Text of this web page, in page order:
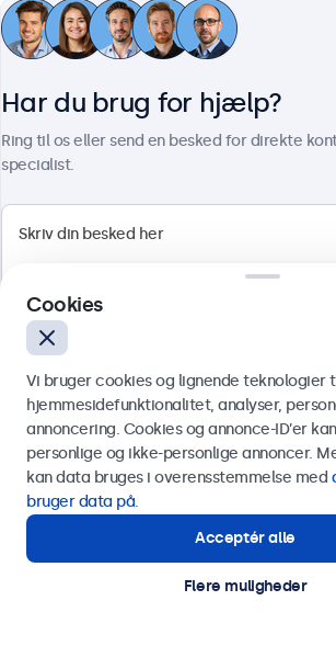
1920 x 1080 opløsning (Full HD)
HDMI, VGA, BNC og RCA
Montering: skrivebord, indbygget, væg
Ydermål: 560 x 337 x 41 mm
3.849,00 kr.
4.811,25 kr. inkl. moms
27 Tommer Skærm Metal
Har du brug for hjælp?
Ring til os eller send en besked for direkte
specialist.
Send
Eller ring til os på
Kontakt vores specialister.
Cookies
Vi bruger cookies og lignende teknologier
hjemmesidefunktionalitet, analyser,
annoncering. Cookies og annonce-ID’er
personlige og ikke-personlige annoncer.
kan data bruges i overensstemmelse med
bruger data på.
Acceptér alle
Flere muligheder